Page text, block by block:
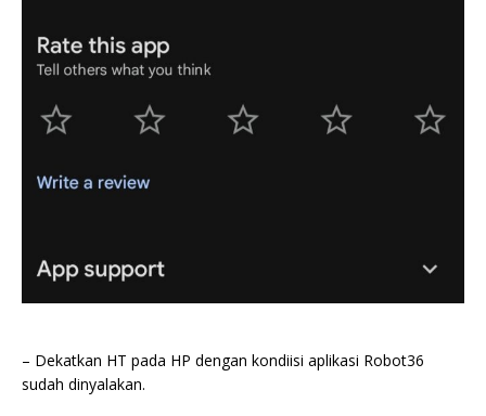
– Dekatkan HT pada HP dengan kondiisi aplikasi Robot36
sudah dinyalakan.